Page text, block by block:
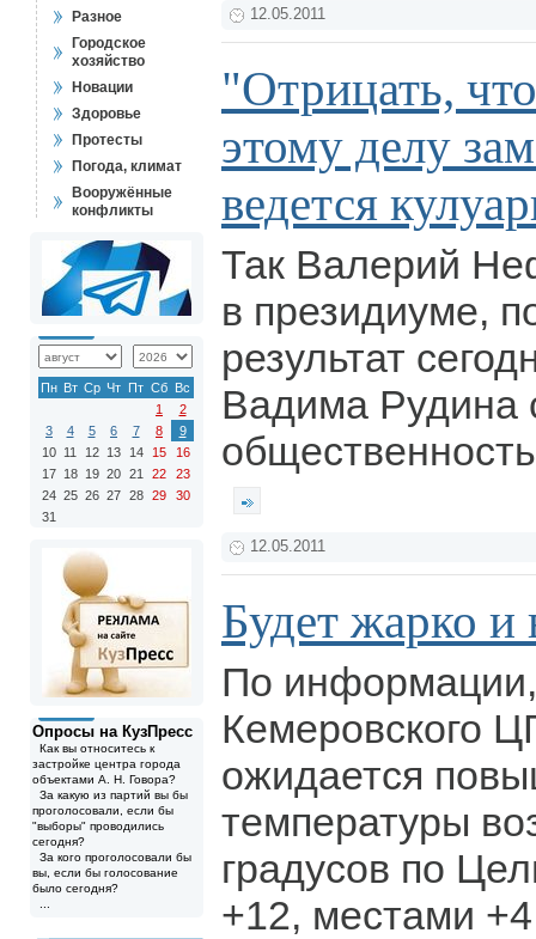
Разное
Городское
хозяйство
Новации
Здоровье
Протесты
Погода, климат
Вооружённые
конфликты
Пн Вт Ср Чт Пт Сб Вс
1
2
3
4 5 6 7 8
9
10 11 12 13 14 15
16
17 18 19 20 21 22
23
24 25 26 27 28 29
30
31
Опросы на КузПресс
Как вы относитесь к
застройке центра города
объектами А. Н. Говора?
За какую из партий вы бы
проголосовали, если бы
"выборы" проводились
сегодня?
За кого проголосовали бы
вы, если бы голосование
было сегодня?
12.05.2011
"Отрицать,
этому делу
ведется
Так Валерий
в президиуме,
результат
Вадима Рудина
12.05.2011
Будет жарко и
По
Кемеровского
ожидается
температуры
градусов по
+12, местами